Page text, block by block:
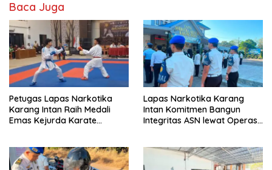
Baca Juga
Petugas Lapas Narkotika
Karang Intan Raih Medali
Emas Kejurda Karate
Lapas Narkotika Karang
Intan Komitmen Bangun
Integritas ASN lewat Operasi